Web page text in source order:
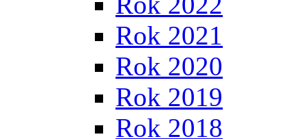
Rok 2021
Rok 2020
Rok 2019
Rok 2018